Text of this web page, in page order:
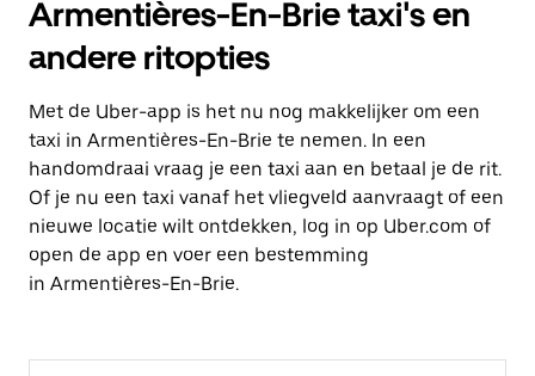
Armentières-En-Brie taxi's en
andere ritopties
Met de Uber-app is het nu nog makkelijker om een
taxi in Armentières-En-Brie te nemen. In een
handomdraai vraag je een taxi aan en betaal je de rit.
Of je nu een taxi vanaf het vliegveld aanvraagt of een
nieuwe locatie wilt ontdekken, log in op Uber.com of
open de app en voer een bestemming
in Armentières-En-Brie.